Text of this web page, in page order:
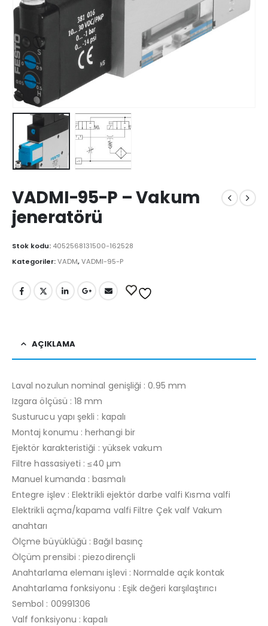
VADMI-95-P – Vakum
jeneratörü
Stok kodu: 4052568131500-162528
Kategoriler:VADM,VADMI-95-P
AÇIKLAMA
Laval nozulun nominal genişliği : 0.95 mm
Izgara ölçüsü : 18 mm
Susturucu yapı şekli : kapalı
Montaj konumu : herhangi bir
Ejektör karakteristiği : yüksek vakum
Filtre hassasiyeti : ≤40 µm
Manuel kumanda : basmalı
Entegre işlev : Elektrikli ejektör darbe valfi Kısma valfi
Elektrikli açma/kapama valfi Filtre Çek valf Vakum
anahtarı
Ölçme büyüklüğü : Bağıl basınç
Ölçüm prensibi : piezodirençli
Anahtarlama elemanı işlevi : Normalde açık kontak
Anahtarlama fonksiyonu : Eşik değeri karşılaştırıcı
Sembol : 00991306
Valf fonksiyonu : kapalı